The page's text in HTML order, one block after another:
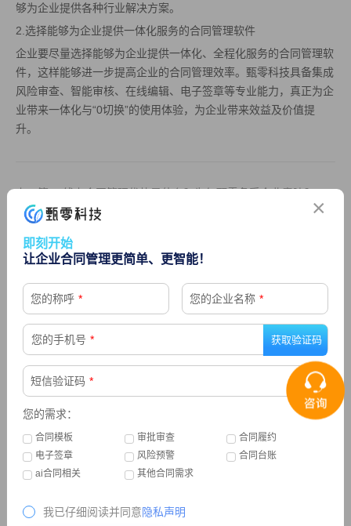
够为企业提供各种行业解决方案。
2.选择能够为企业提供一体化服务的合同管理软件
企业要尽量选择能够为企业提供一体化、全程化服务的合同管理软
件，这样能够进一步提高企业的合同管理效率。甄零科技具备集成
风险审查、智能审核、在线编辑、电子签章等专业能力，真正为企
业带来一体化与“0切换”的使用体验，为企业带来效益及价值提
升。
上一篇： 线上合同管理优势是什么？为何甄零备受企业青睐？
下一篇：合同风险管理软件：企业需要什么样的合同风险管理设置
精选
1 门店租赁行业怎样管理合同
2 医疗器械行业 | 合同管理解决方案重磅来袭!
3 法务如何防范合同管理中的风险
4 合同收付款管理软件 推荐
即刻开始
让企业合同管理更简单、更智能！
您的称呼 * 您的企业名称 *
您的手机号 *
短信验证码 *
您的需求：
合同模板 审批审查
合同履约
电子签章
风险预警
合同台账
ai合同相关
其他合同需求
我已仔细阅读并同意隐私声明
×